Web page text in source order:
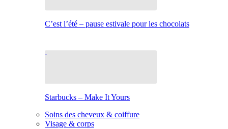
C’est l’été – pause estivale pour les chocolats
Starbucks – Make It Yours
Soins des cheveux & coiffure
Visage & corps